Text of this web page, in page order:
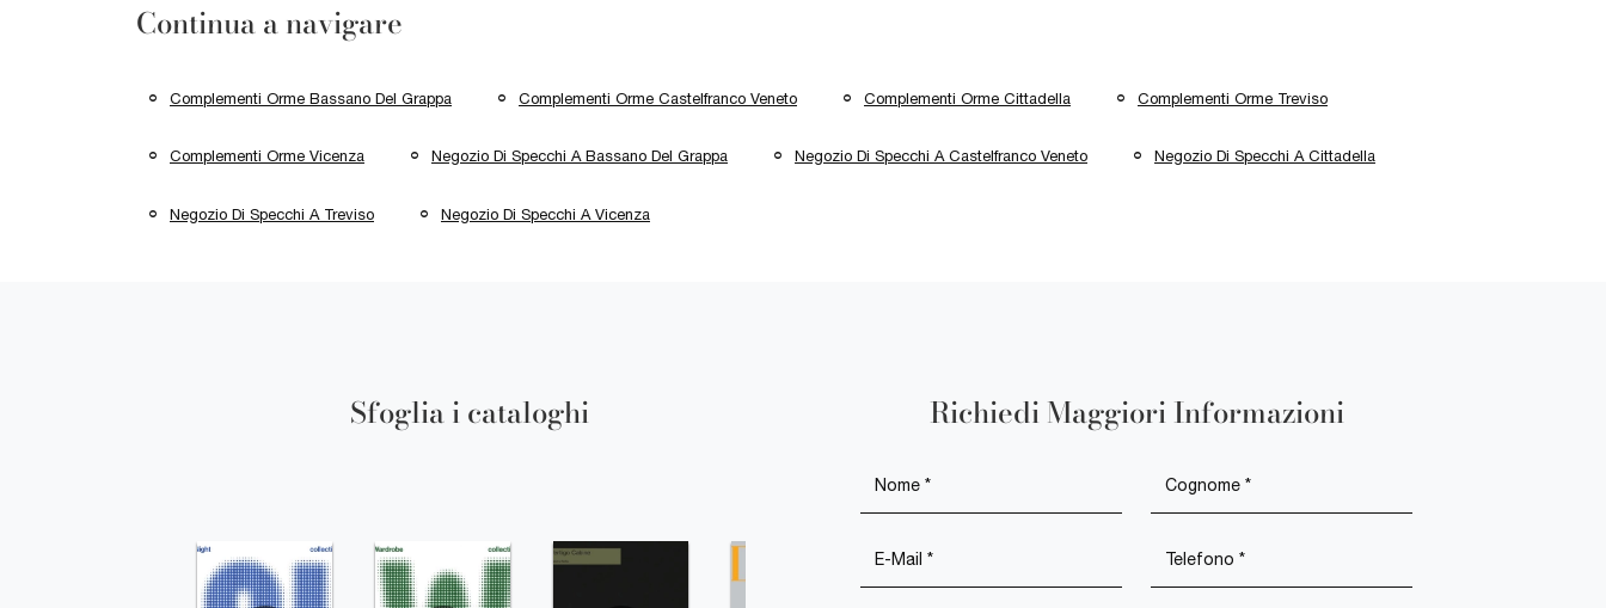
Continua a navigare
Complementi Orme Bassano Del Grappa Complementi Orme Castelfranco Veneto Complementi Orme Cittadella Complementi Orme Treviso
Complementi Orme Vicenza Negozio Di Specchi A Bassano Del Grappa Negozio Di Specchi A Castelfranco Veneto Negozio Di Specchi A Cittadella
Negozio Di Specchi A Treviso Negozio Di Specchi A Vicenza
Sfoglia i cataloghi Richiedi Maggiori Informazioni